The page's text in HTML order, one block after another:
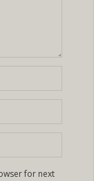
for next